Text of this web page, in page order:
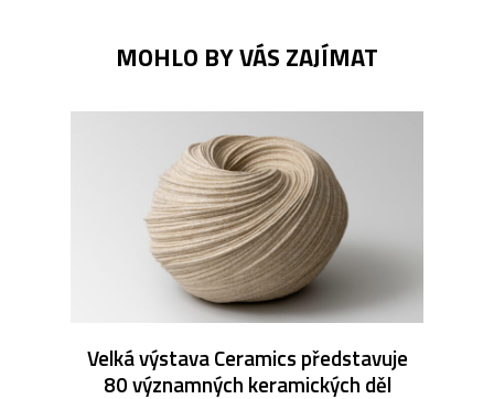
MOHLO BY VÁS ZAJÍMAT
Velká výstava Ceramics představuje
80 významných keramických děl